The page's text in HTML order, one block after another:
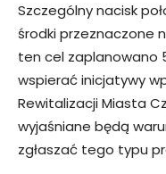
Szczególny nacisk
środki przeznaczone
ten cel zaplanowano
wspierać inicjatywy
Rewitalizacji Miasta
wyjaśniane będą
zgłaszać tego typu